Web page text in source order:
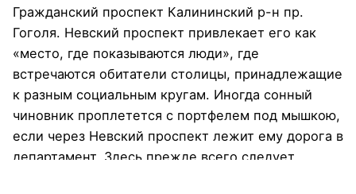
Гражданский проспект Калининский р-н пр.
Гоголя. Невский проспект привлекает его как
«место, где показываются люди», где
встречаются обитатели столицы, принадлежащие
к разным социальным кругам. Иногда сонный
чиновник проплетется с портфелем под мышкою,
если через Невский проспект лежит ему дорога в
департамент. Здесь прежде всего следует